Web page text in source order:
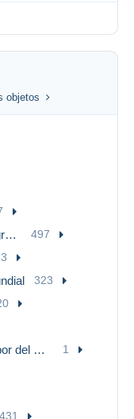
objetos
Feldpost (franqueo gratis) 497
323
Compañía de barcos de vapor del Danubio (DDSG) 1